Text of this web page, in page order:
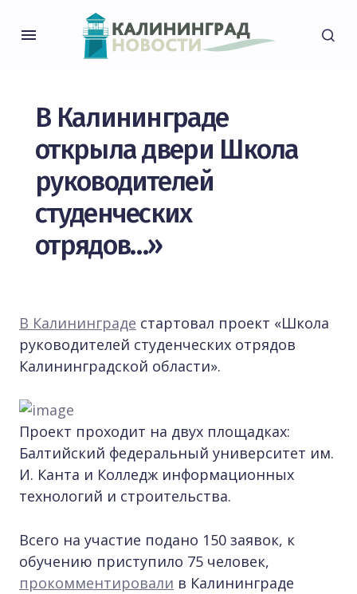
В Калининграде
открыла двери Школа
руководителей
студенческих
отрядов…»
В Калининграде стартовал проект «Школа
руководителей студенческих отрядов
Калининградской области».
Проект проходит на двух площадках:
Балтийский федеральный университет им.
И. Канта и Колледж информационных
технологий и строительства.
Всего на участие подано 150 заявок, к
обучению приступило 75 человек,
прокомментировали в Калининграде